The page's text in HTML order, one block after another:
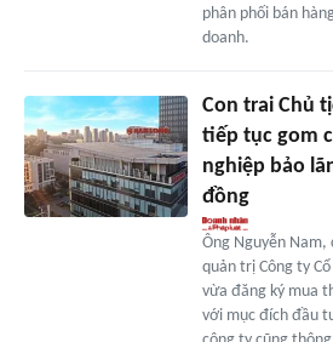
phân phối bán
doanh.
Con trai Chủ
tiếp tục gom
nghiệp bảo
đồng
Ông Nguyễn
quản trị Công ty
vừa đăng ký mua
với mục đích đầu